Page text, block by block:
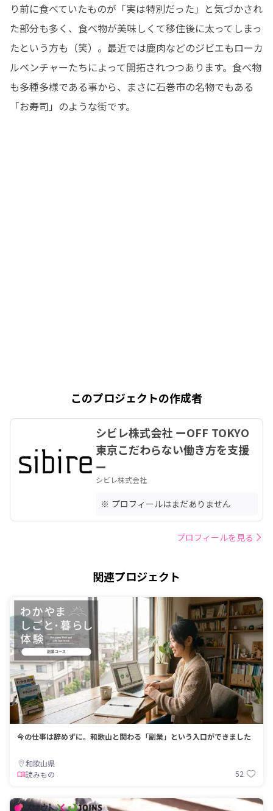
り前に食べていたものが「実は特別だった」と気づかされ
た部分も多く、食べ物が美味しくて移住後に太ってしまっ
たという方も（笑）。最近では鹿肉などのジビエもローカ
ルベンチャーたちによって開拓されつつあります。食べ物
も多種多様である事から、まさに石巻市の名物でもある
「お寿司」のような街です。
このプロジェクトの作成者
シビレ株式会社 ーOFF TOKYO
東京こだわらない働き方を支援
ー
シビレ株式会社
※ プロフィールはまだありません
プロフィールを見る
関連プロジェクト
今の仕事は辞めずに。和歌山と関わる「副業」という入口ができました
和歌山県
読みもの
52